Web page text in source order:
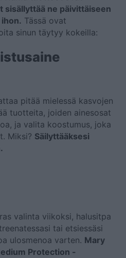
sisällyttää ne päivittäiseen
Tässä ovat
sinun täytyy kokeilla:
pitää mielessä kasvojen
tuotteita, joiden ainesosat
ja valita koostumus, joka
Miksi? Säilyttääksesi
valinta viikoksi, halusitpa
tai etsiessäsi
ulosmenoa varten. Mary
Protection -